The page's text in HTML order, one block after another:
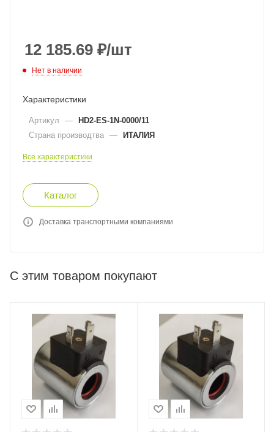
12 185.69 ₽/шт
Нет в наличии
Характеристики
Артикул — HD2-ES-1N-0000/11
Страна производтва — ИТАЛИЯ
Все характеристики
Каталог
Доставка транспортными компаниями
С этим товаром покупают